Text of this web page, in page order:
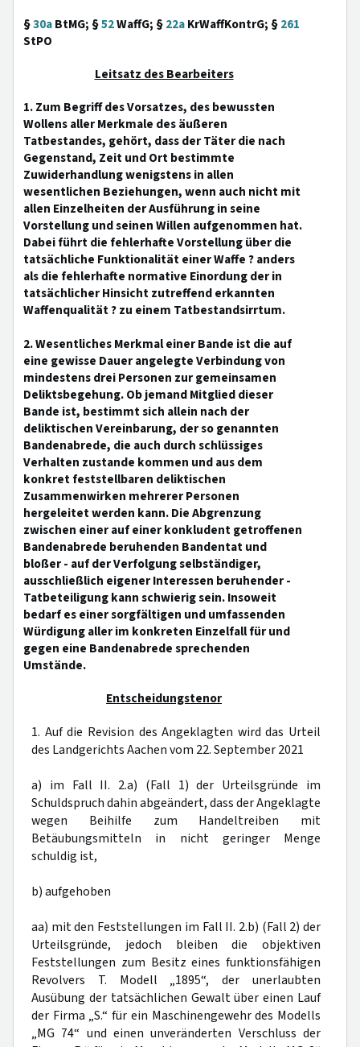
§30aBtMG; §52WaffG; §22aKrWaffKontrG; §261
StPO
Leitsatz des Bearbeiters
1. Zum Begriff des Vorsatzes, des bewussten
Wollens aller Merkmale des äußeren
Tatbestandes, gehört, dass der Täter die nach
Gegenstand, Zeit und Ort bestimmte
Zuwiderhandlung wenigstens in allen
wesentlichen Beziehungen, wenn auch nicht mit
allen Einzelheiten der Ausführung in seine
Vorstellung und seinen Willen aufgenommen hat.
Dabei führt die fehlerhafte Vorstellung über die
tatsächliche Funktionalität einer Waffe ? anders
als die fehlerhafte normative Einordung der in
tatsächlicher Hinsicht zutreffend erkannten
Waffenqualität ? zu einem Tatbestandsirrtum.
2. Wesentliches Merkmal einer Bande ist die auf
eine gewisse Dauer angelegte Verbindung von
mindestens drei Personen zur gemeinsamen
Deliktsbegehung. Ob jemand Mitglied dieser
Bande ist, bestimmt sich allein nach der
deliktischen Vereinbarung, der so genannten
Bandenabrede, die auch durch schlüssiges
Verhalten zustande kommen und aus dem
konkret feststellbaren deliktischen
Zusammenwirken mehrerer Personen
hergeleitet werden kann. Die Abgrenzung
zwischen einer auf einer konkludent getroffenen
Bandenabrede beruhenden Bandentat und
bloßer - auf der Verfolgung selbständiger,
ausschließlich eigener Interessen beruhender -
Tatbeteiligung kann schwierig sein. Insoweit
bedarf es einer sorgfältigen und umfassenden
Würdigung aller im konkreten Einzelfall für und
gegen eine Bandenabrede sprechenden
Umstände.
Entscheidungstenor
1. Auf die Revision des Angeklagten wird das Urteil
des Landgerichts Aachen vom 22. September 2021
a) im Fall II. 2.a) (Fall 1) der Urteilsgründe im
Schuldspruch dahin abgeändert, dass der Angeklagte
wegen Beihilfe zum Handeltreiben mit
Betäubungsmitteln in nicht geringer Menge
schuldig ist,
b) aufgehoben
aa) mit den Feststellungen im Fall II. 2.b) (Fall 2) der
Urteilsgründe, jedoch bleiben die objektiven
Feststellungen zum Besitz eines funktionsfähigen
Revolvers T. Modell „1895“, der unerlaubten
Ausübung der tatsächlichen Gewalt über einen Lauf
der Firma „S.“ für ein Maschinengewehr des Modells
„MG 74“ und einen unveränderten Verschluss der